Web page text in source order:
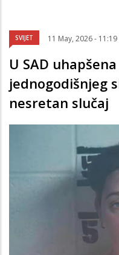
SVIJET 11 May, 2026 - 11:19
U SAD
jednogodišnjeg
nesretan slučaj